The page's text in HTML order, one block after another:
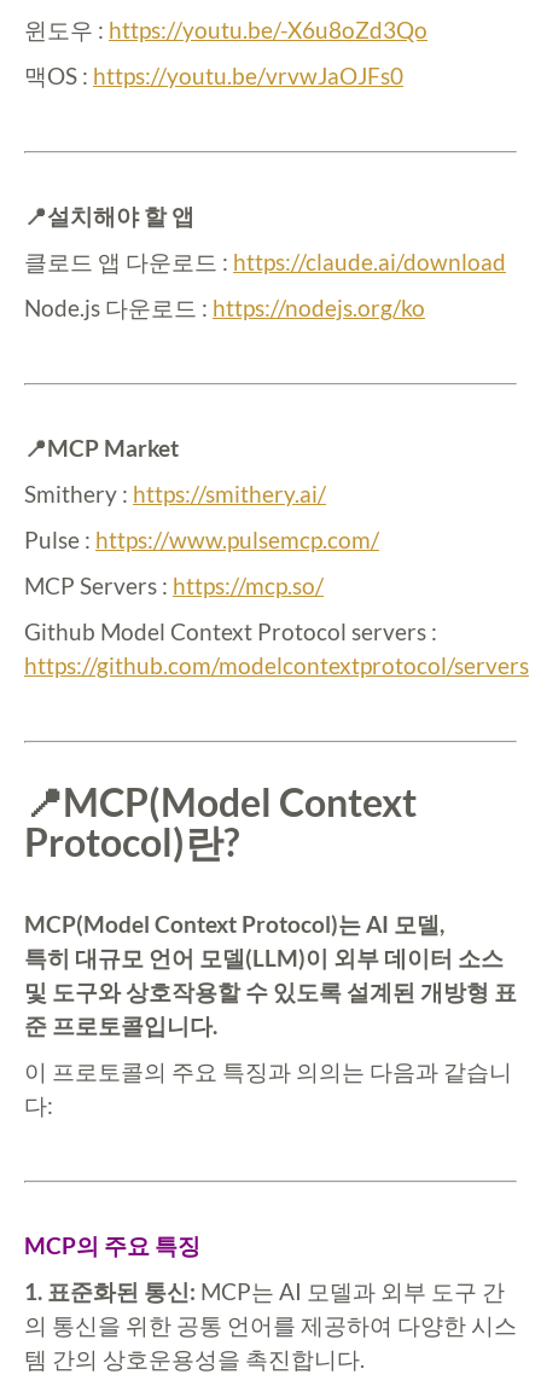
윈도우 : https://youtu.be/-X6u8oZd3Qo
맥OS : https://youtu.be/vrvwJaOJFs0
📍설치해야 할 앱
클로드 앱 다운로드 : https://claude.ai/download
Node.js 다운로드 : https://nodejs.org/ko
📍MCP Market
Smithery : https://smithery.ai/
Pulse : https://www.pulsemcp.com/
MCP Servers : https://mcp.so/
Github Model Context Protocol servers :
https://github.com/modelcontextprotocol/servers
📍MCP(Model Context
Protocol)란?
MCP(Model Context Protocol)는 AI 모델,
특히 대규모 언어 모델(LLM)이 외부 데이터 소스
및 도구와 상호작용할 수 있도록 설계된 개방형 표
준 프로토콜입니다.
이 프로토콜의 주요 특징과 의의는 다음과 같습니
다:
MCP의 주요 특징
1. 표준화된 통신: MCP는 AI 모델과 외부 도구 간
의 통신을 위한 공통 언어를 제공하여 다양한 시스
템 간의 상호운용성을 촉진합니다.